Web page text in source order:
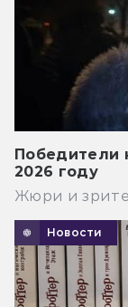
Победители
2026 году
Жюри и
Новости